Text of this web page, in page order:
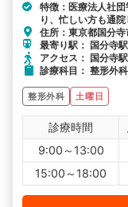
特徴：医療法人社
り、忙しい方も通院
住所：東京都国分
最寄り駅： 国分
アクセス： 国分寺
診療科目： 整形外
整形外科 土曜日
診療時間
9:00～13:00
15:00～18:00